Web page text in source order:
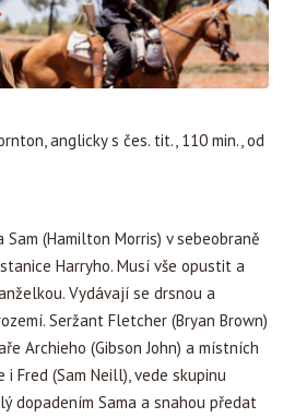
anglicky s čes. tit., 110 min., od
(Hamilton Morris) v sebeobraně
Harryho. Musí vše opustit a
Vydávají se drsnou a
Seržant Fletcher (Bryan Brown)
Archieho (Gibson John) a místních
Fred (Sam Neill), vede skupinu
dopadením Sama a snahou předat